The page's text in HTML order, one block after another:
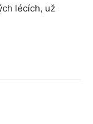
lécích, už